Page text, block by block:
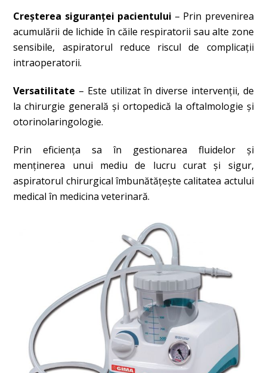
Creșterea siguranței pacientului – Prin prevenirea
acumulării de lichide în căile respiratorii sau alte zone
sensibile, aspiratorul reduce riscul de complicații
intraoperatorii.
Versatilitate – Este utilizat în diverse intervenții, de
la chirurgie generală și ortopedică la oftalmologie și
otorinolaringologie.
Prin eficiența sa în gestionarea fluidelor și
menținerea unui mediu de lucru curat și sigur,
aspiratorul chirurgical îmbunătățește calitatea actului
medical în medicina veterinară.